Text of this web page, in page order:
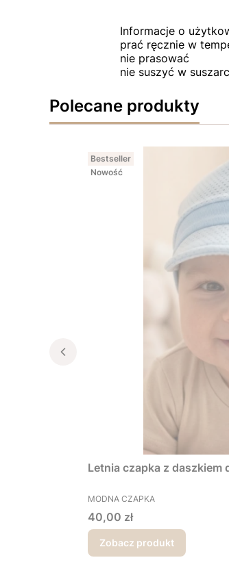
Informacje o
prać ręcznie w
nie prasować
nie suszyć w
Polecane produkty
Bestseller
Nowość
Letnia czapka z daszkiem
PRODUCENT
MODNA CZAPKA
Cena
40,00 zł
Zobacz produkt